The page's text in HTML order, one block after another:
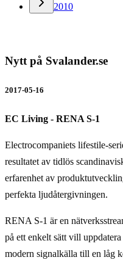
2010
Nytt på Svalander.se
2017-05-16
EC Living - RENA S-1
Electrocompaniets lifestile-
resultatet av tidlös
erfarenhet av
perfekta ljudåtergivningen.
RENA S-1 är en
på ett enkelt sätt vill
modern signalkälla till en låg